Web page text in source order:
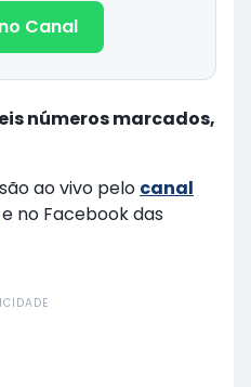
Canal
números marcados,
ao vivo pelo canal
e no Facebook das